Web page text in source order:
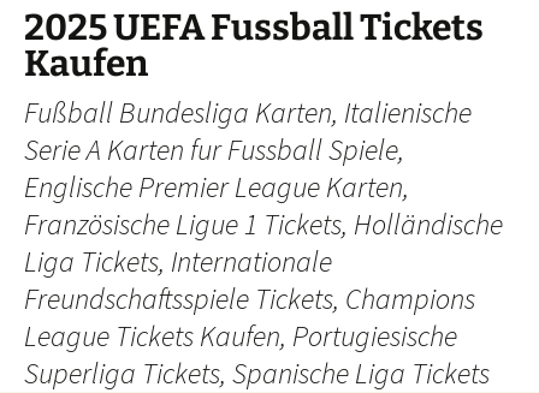
Skip
content
2025 UEFA Fussball Tickets
Kaufen
Fußball Bundesliga Karten, Italienische
Serie A Karten fur Fussball Spiele,
Englische Premier League Karten,
Französische Ligue 1 Tickets, Holländische
Liga Tickets, Internationale
Freundschaftsspiele Tickets, Champions
League Tickets Kaufen, Portugiesische
Superliga Tickets, Spanische Liga Tickets